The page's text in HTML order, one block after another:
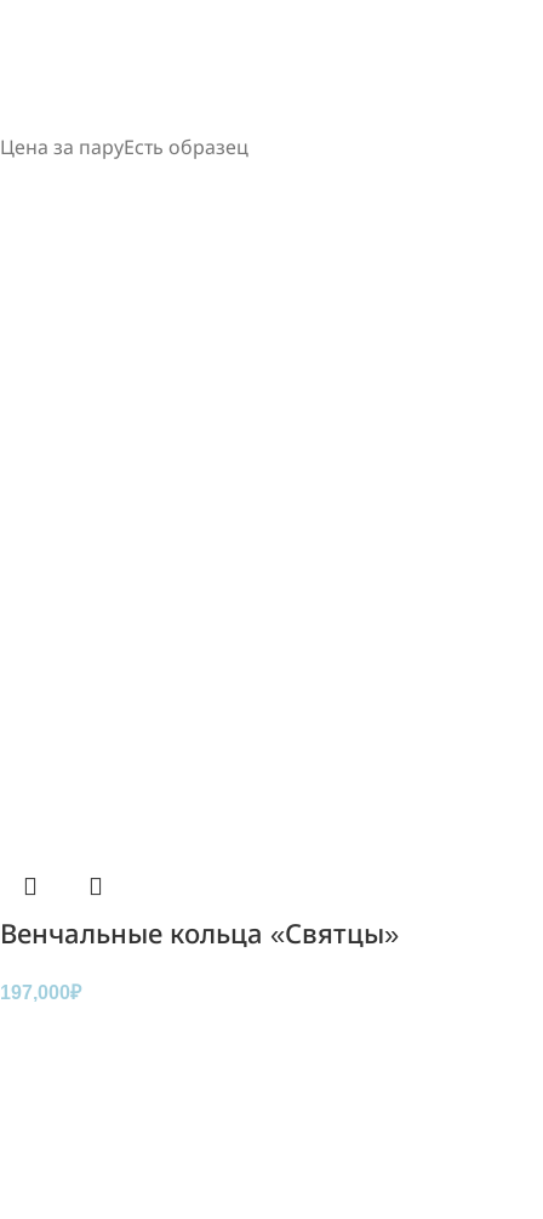
Цена за паруЕсть образец
Венчальные кольца «Святцы»
197,000₽